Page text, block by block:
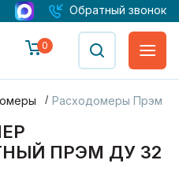
Обратный звонок
0
Расходомеры Прэм
ПРЭМ ДУ 32